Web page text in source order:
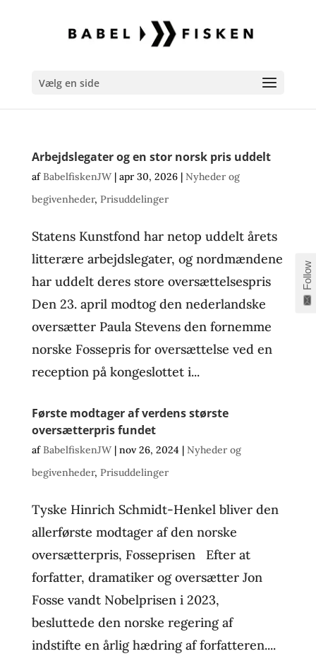
Vælg en side
Arbejdslegater og en stor norsk pris uddelt
afBabelfiskenJW| apr 30, 2026| Nyheder og
begivenheder, Prisuddelinger
Statens Kunstfond har netop uddelt årets
litterære arbejdslegater, og nordmændene
har uddelt deres store oversættelsespris
Den 23. april modtog den nederlandske
oversætter Paula Stevens den fornemme
norske Fossepris for oversættelse ved en
reception på kongeslottet i...
Første modtager af verdens største
oversætterpris fundet
afBabelfiskenJW| nov 26, 2024 | Nyheder og
begivenheder, Prisuddelinger
Tyske Hinrich Schmidt-Henkel bliver den
allerførste modtager af den norske
oversætterpris, Fosseprisen Efter at
forfatter, dramatiker og oversætter Jon
Fosse vandt Nobelprisen i 2023,
besluttede den norske regering af
indstifte en årlig hædring af forfatteren....
Follow